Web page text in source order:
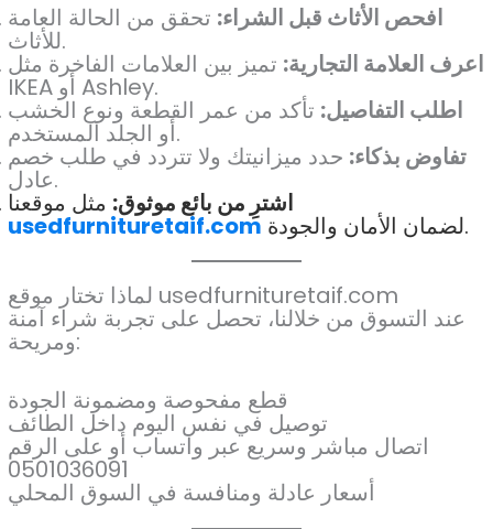
افحص الأثاث قبل الشراء: تحقق من الحالة العامة
للأثاث.
اعرف العلامة التجارية: تميز بين العلامات الفاخرة مثل
IKEA أو Ashley.
اطلب التفاصيل: تأكد من عمر القطعة ونوع الخشب
أو الجلد المستخدم.
تفاوض بذكاء: حدد ميزانيتك ولا تتردد في طلب خصم
عادل.
اشترِ من بائع موثوق: مثل موقعنا
usedfurnituretaif.com لضمان الأمان والجودة.
لماذا تختار موقع usedfurnituretaif.com
عند التسوق من خلالنا، تحصل على تجربة شراء آمنة
ومريحة:
قطع مفحوصة ومضمونة الجودة
توصيل في نفس اليوم داخل الطائف
اتصال مباشر وسريع عبر واتساب أو على الرقم
0501036091
أسعار عادلة ومنافسة في السوق المحلي